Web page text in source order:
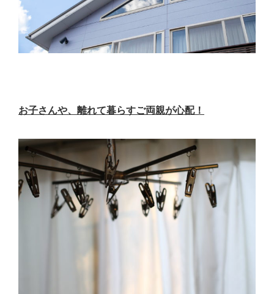
お子さんや、離れて暮らすご両親が心配！